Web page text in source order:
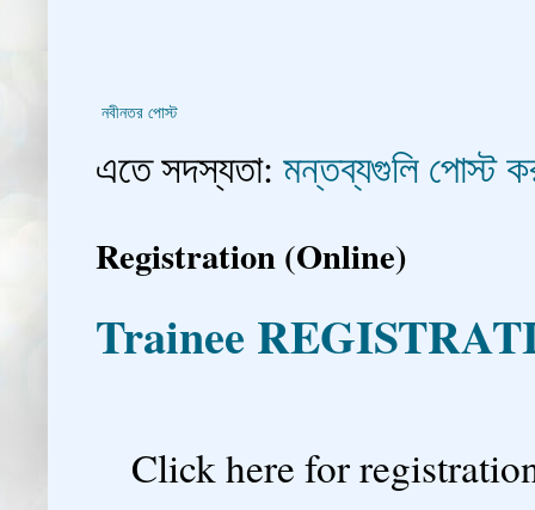
নবীনতর পোস্ট
এতে সদস্যতা: মন্তব্যগুলি পোস্ট
Registration (Online)
Trainee
Click here for